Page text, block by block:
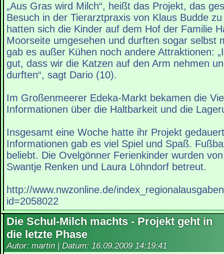
„Aus Gras wird Milch“, heißt das Projekt, das
Besuch in der Tierarztpraxis von Klaus Budde
hatten sich die Kinder auf dem Hof der Familie
Moorseite umgesehen und durften sogar selbst
gab es außer Kühen noch andere Attraktionen:
gut, dass wir die Katzen auf den Arm nehmen
durften“, sagt Dario (10).
Im Großenmeerer Edeka-Markt bekamen die
Informationen über die Haltbarkeit und die
Insgesamt eine Woche hatte ihr Projekt
Informationen gab es viel Spiel und Spaß.
beliebt. Die Ovelgönner Ferienkinder wurden
Swantje Renken und Laura Löhndorf betreut.
http://www.nwzonline.de/
id=2058022
Die Schul-Milch machts - Projekt geht in
die letzte Phase
Autor: martin | Datum: 16.09.2009 14:19:41